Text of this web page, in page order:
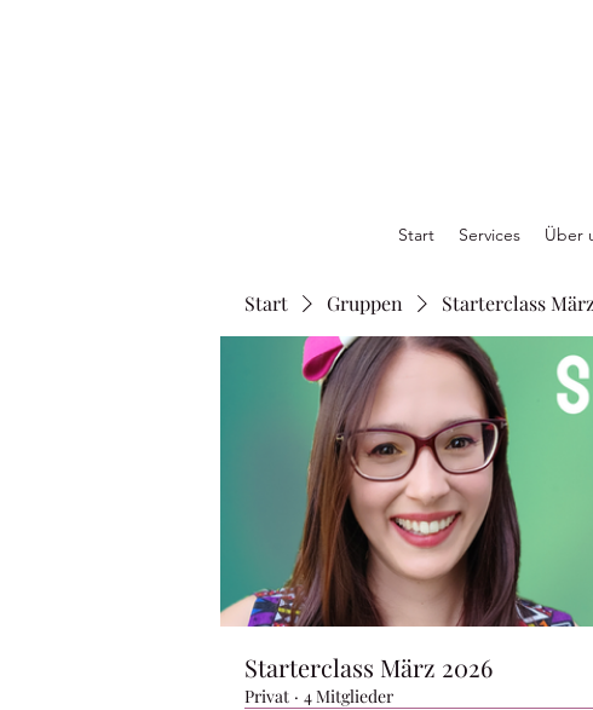
Start Services Über
Start Gruppen Starterclass
Starterclass März 2026
Privat · 4 Mitglieder